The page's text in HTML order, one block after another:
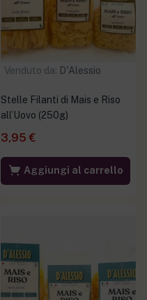
Venduto da: D'Alessio
Stelle Filanti di Mais e Riso
all’Uovo (250g)
3,95 €
Aggiungi al carrello